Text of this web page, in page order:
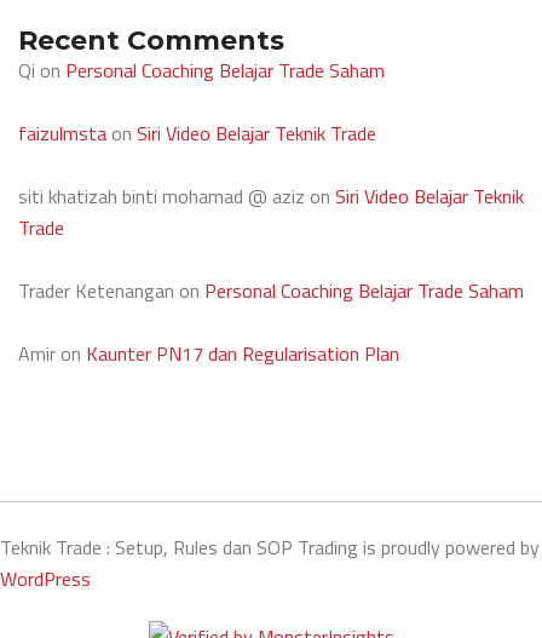
Recent Comments
Qi on Personal Coaching Belajar Trade Saham
faizulmstaon Siri Video Belajar Teknik Trade
siti khatizah binti mohamad @ aziz on Siri Video Belajar Teknik
Trade
Trader Ketenangan on Personal Coaching Belajar Trade Saham
Amiron Kaunter PN17 dan Regularisation Plan
Teknik Trade : Setup, Rules dan SOP Trading is proudly powered by
WordPress